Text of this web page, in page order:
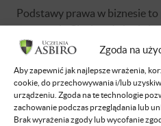
Zgoda na
Aby zapewnić jak najlepsze wrażenia,
cookie, do przechowywania i/lub
urządzeniu. Zgoda na te technologie
zachowanie podczas przeglądania lub
Brak wyrażenia zgody lub wycofanie
Podstawy prawa w biznesie
przygotuje Cię do założenia i
Poznasz praktyczne
pomogą Ci uniknąć
różne sytuacje.